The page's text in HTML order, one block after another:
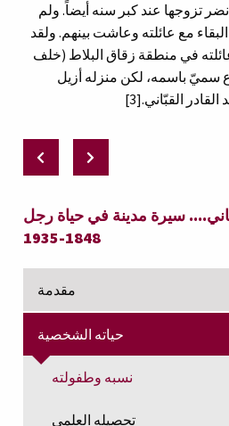
سيرة مدينة في حياة رجل
1848-1935
مقدمة
حياته الشخصية
نسبه وطفولته
تحصيله العلمي
تزوجها عند كبر سنه أيضاً. ولم
مع عائلته وعاشت بينهم. ولقد
في منطقة زقاق البلاط (خلف
سميّ باسمه، لكن منزله أزيل
القبّاني.[3]